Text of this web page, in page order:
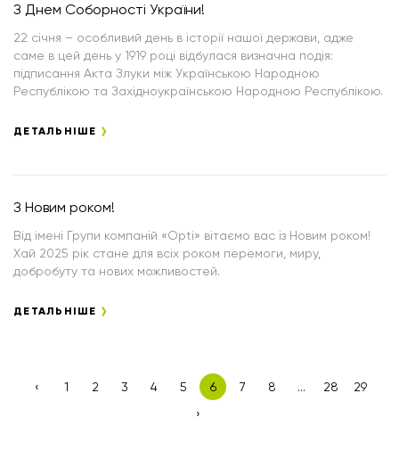
З Днем Соборності України!
22 січня – особливий день в історії нашої держави, адже
саме в цей день у 1919 році відбулася визначна подія:
підписання Акта Злуки між Українською Народною
Республікою та Західноукраїнською Народною Республікою.
ДЕТАЛЬНІШЕ
З Новим роком!
Від імені Групи компаній «Opti» вітаємо вас із Новим роком!
Хай 2025 рік стане для всіх роком перемоги, миру,
добробуту та нових можливостей.
ДЕТАЛЬНІШЕ
‹ 1 2 3 4 5 6 7 8 ... 28
29
›